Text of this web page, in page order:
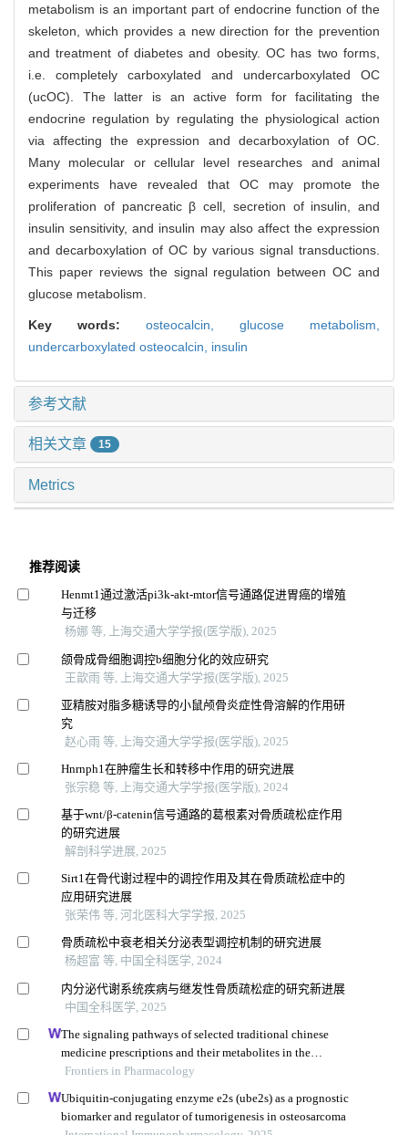
metabolism is an important part of endocrine function of the
skeleton, which provides a new direction for the prevention
and treatment of diabetes and obesity. OC has two forms,
i.e. completely carboxylated and undercarboxylated OC
(ucOC). The latter is an active form for facilitating the
endocrine regulation by regulating the physiological action
via affecting the expression and decarboxylation of OC.
Many molecular or cellular level researches and animal
experiments have revealed that OC may promote the
proliferation of pancreatic β cell, secretion of insulin, and
insulin sensitivity, and insulin may also affect the expression
and decarboxylation of OC by various signal transductions.
This paper reviews the signal regulation between OC and
glucose metabolism.
Key words: osteocalcin, glucose metabolism,
undercarboxylated osteocalcin, insulin
参考文献
相关文章 15
Metrics
推荐阅读
Henmt1通过激活pi3k-akt-mtor信号通路促进胃癌的增殖
与迁移
杨娜 等, 上海交通大学学报(医学版), 2025
颌骨成骨细胞调控b细胞分化的效应研究
王歆雨 等, 上海交通大学学报(医学版), 2025
亚精胺对脂多糖诱导的小鼠颅骨炎症性骨溶解的作用研
究
赵心雨 等, 上海交通大学学报(医学版), 2025
Hnrnph1在肿瘤生长和转移中作用的研究进展
张宗稳 等, 上海交通大学学报(医学版), 2024
基于wnt/β-catenin信号通路的葛根素对骨质疏松症作用
的研究进展
解剖科学进展, 2025
Sirt1在骨代谢过程中的调控作用及其在骨质疏松症中的
应用研究进展
张荣伟 等, 河北医科大学学报, 2025
骨质疏松中衰老相关分泌表型调控机制的研究进展
杨超富 等, 中国全科医学, 2024
内分泌代谢系统疾病与继发性骨质疏松症的研究新进展
中国全科医学, 2025
The signaling pathways of selected traditional chinese
medicine prescriptions and their metabolites in the
treatment of diabetic cardiomyopathy: a review
Frontiers in Pharmacology
Ubiquitin-conjugating enzyme e2s (ube2s) as a prognostic
biomarker and regulator of tumorigenesis in osteosarcoma